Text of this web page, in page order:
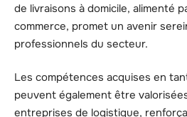
de livraisons à domicile, alimenté
commerce, promet un avenir
professionnels du secteur.
Les compétences acquises en
peuvent également être
entreprises de logistique,